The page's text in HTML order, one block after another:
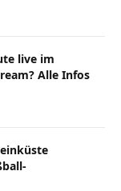
live im
Alle Infos